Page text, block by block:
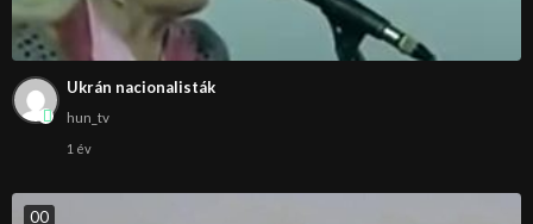
Ukrán nacionalisták
hun_tv
1 év
00